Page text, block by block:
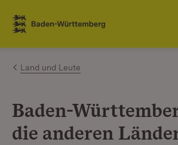
Zum Inhalt springen
Link zur Startseite
Land und Leute
Baden-
die anderen